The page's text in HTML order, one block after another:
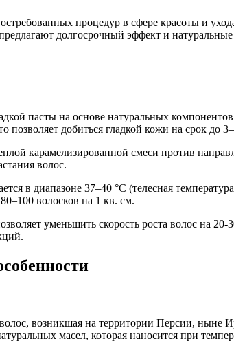
процедур в сфере красоты и
долгосрочный эффект и
пасты на основе натуральных
добиться гладкой кожи на срок до
карамелизированной смеси против
волос.
в диапазоне 37–40 °C (телесная
волосков на 1 кв. см.
уменьшить скорость роста волос на
возникшая на территории Персии, ныне
масел, которая наносится при